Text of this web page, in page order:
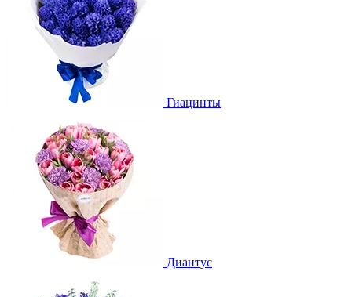
Гиацинты
Диантус